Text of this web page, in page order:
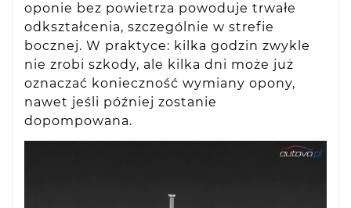
oponie bez powietrza powoduje trwałe
odkształcenia, szczególnie w strefie
bocznej. W praktyce: kilka godzin zwykle
nie zrobi szkody, ale kilka dni może już
oznaczać konieczność wymiany opony,
nawet jeśli później zostanie
dopompowana.